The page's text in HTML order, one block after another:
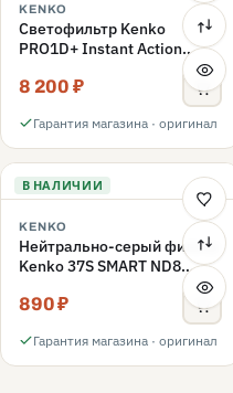
KENKO
Светофильтр Kenko
PRO1D+ Instant Action
Variable NDX3-450+C-PLS
переменной плотности
8 200 ₽
Гарантия магазина · оригинал
В НАЛИЧИИ
KENKO
Нейтрально-серый фильтр
Kenko 37S SMART ND8
890 ₽
Гарантия магазина · оригинал